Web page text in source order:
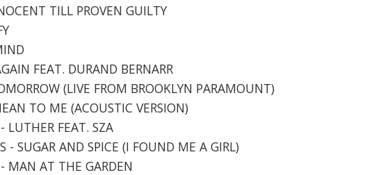
TILL PROVEN GUILTY
FEAT. DURAND BERNARR
(LIVE FROM BROOKLYN PARAMOUNT)
TO ME (ACOUSTIC VERSION)
FEAT. SZA
SUGAR AND SPICE (I FOUND ME A GIRL)
MAN AT THE GARDEN